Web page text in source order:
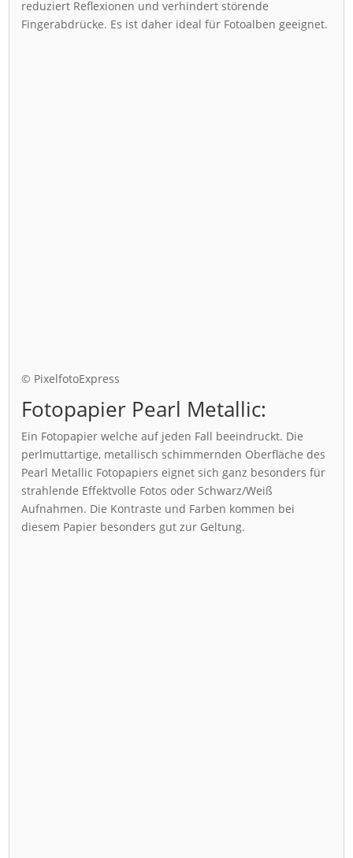
reduziert Reflexionen und verhindert störende
Fingerabdrücke. Es ist daher ideal für Fotoalben geeignet.
© PixelfotoExpress
Fotopapier Pearl Metallic:
Ein Fotopapier welche auf jeden Fall beeindruckt. Die
perlmuttartige, metallisch schimmernden Oberfläche des
Pearl Metallic Fotopapiers eignet sich ganz besonders für
strahlende Effektvolle Fotos oder Schwarz/Weiß
Aufnahmen. Die Kontraste und Farben kommen bei
diesem Papier besonders gut zur Geltung.